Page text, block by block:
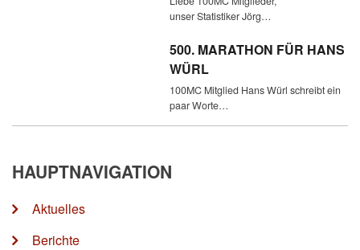
unser Statistiker Jörg…
500. MARATHON FÜR HANS
WÜRL
100MC Mitglied Hans Würl schreibt ein
paar Worte…
HAUPTNAVIGATION
Aktuelles
Berichte